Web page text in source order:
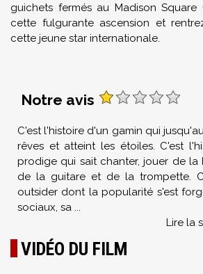
guichets fermés au Madison Square
cette fulgurante ascension et
cette jeune star internationale.
Notre avis
C'est l'histoire d'un gamin qui
rêves et atteint les étoiles. C'est
prodige qui sait chanter, jouer de la
de la guitare et de la trompette.
outsider dont la popularité s'est
sociaux, sa ...
Lire la
VIDÉO DU FILM